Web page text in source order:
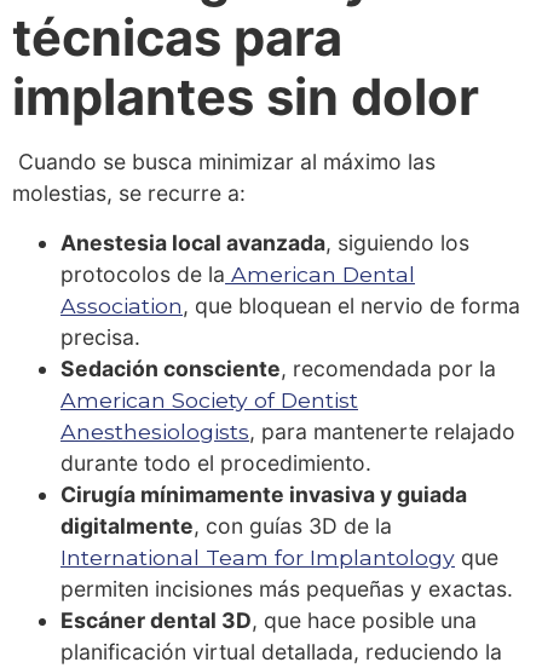
técnicas para
implantes sin dolor
Cuando se busca minimizar al máximo las
molestias, se recurre a:
Anestesia local avanzada, siguiendo los
protocolos de la American Dental
Association, que bloquean el nervio de forma
precisa.
Sedación consciente, recomendada por la
American Society of Dentist
Anesthesiologists, para mantenerte relajado
durante todo el procedimiento.
Cirugía mínimamente invasiva y guiada
digitalmente, con guías 3D de la
International Team for Implantology que
permiten incisiones más pequeñas y exactas.
Escáner dental 3D, que hace posible una
planificación virtual detallada, reduciendo la